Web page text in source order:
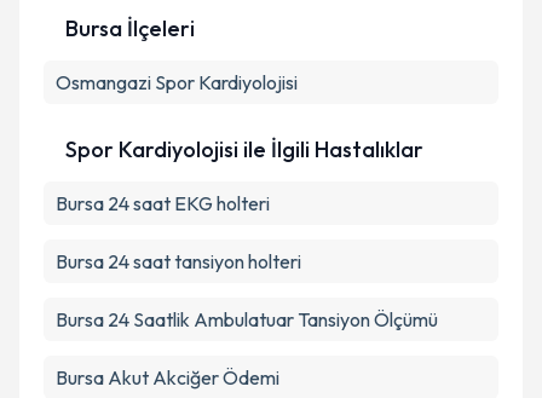
Metni'ni okudum ve kişisel verilerimin belirtilen
Bursa İlçeleri
Osmangazi Spor Kardiyolojisi
Spor Kardiyolojisi ile İlgili Hastalıklar
Bursa 24 saat EKG holteri
Bursa 24 saat tansiyon holteri
Bursa 24 Saatlik Ambulatuar Tansiyon Ölçümü
Bursa Akut Akciğer Ödemi